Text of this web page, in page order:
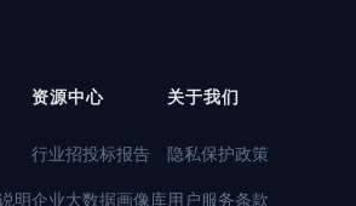
明
资源中心
行业招投标报告
企业大数据画像库
关于我们
隐私保护政策
用户服务条款